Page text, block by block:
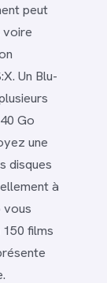
peut
voire
Un Blu-
Go
une
disques
à
vous
films